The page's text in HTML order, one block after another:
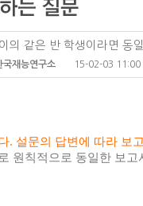
의 같은 반 학생이라면 동
국재능연구소 15-02-03 11:00
. 설문의 답변에 따라 보
원칙적으로 동일한 보